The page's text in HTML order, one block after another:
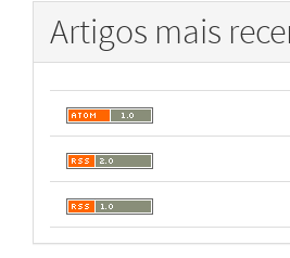
Artigos mais